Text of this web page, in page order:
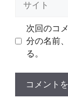
次回のコ
分の名前
る。